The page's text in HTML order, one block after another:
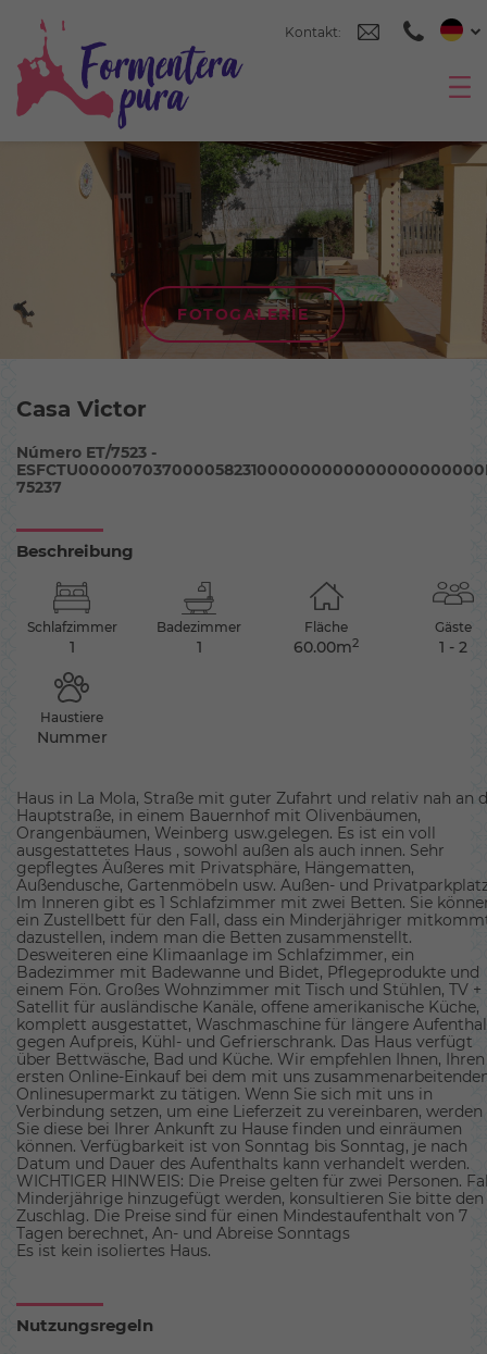
Kontakt:
FOTOGALERIE
Casa Victor
Número ET/7523 -
75237
Beschreibung
Schlafzimmer
1
Badezimmer
1
Fläche
60.00m2
Gäste
1 - 2
Haustiere
Nummer
Haus in La Mola, Straße mit guter Zufahrt und relativ nah an
Hauptstraße, in einem Bauernhof mit Olivenbäumen,
Orangenbäumen, Weinberg usw.gelegen. Es ist ein voll
ausgestattetes Haus , sowohl außen als auch innen. Sehr
gepflegtes Äußeres mit Privatsphäre, Hängematten,
Außendusche, Gartenmöbeln usw. Außen- und
Im Inneren gibt es 1 Schlafzimmer mit zwei Betten. Sie
ein Zustellbett für den Fall, dass ein Minderjähriger
dazustellen, indem man die Betten zusammenstellt.
Desweiteren eine Klimaanlage im Schlafzimmer, ein
Badezimmer mit Badewanne und Bidet, Pflegeprodukte und
einem Fön. Großes Wohnzimmer mit Tisch und Stühlen, TV +
Satellit für ausländische Kanäle, offene amerikanische Küche,
komplett ausgestattet, Waschmaschine für längere
gegen Aufpreis, Kühl- und Gefrierschrank. Das Haus verfügt
über Bettwäsche, Bad und Küche. Wir empfehlen Ihnen, Ihren
ersten Online-Einkauf bei dem mit uns
Onlinesupermarkt zu tätigen. Wenn Sie sich mit uns in
Verbindung setzen, um eine Lieferzeit zu vereinbaren, werden
Sie diese bei Ihrer Ankunft zu Hause finden und einräumen
können. Verfügbarkeit ist von Sonntag bis Sonntag, je nach
Datum und Dauer des Aufenthalts kann verhandelt werden.
WICHTIGER HINWEIS: Die Preise gelten für zwei Personen.
Minderjährige hinzugefügt werden, konsultieren Sie bitte den
Zuschlag. Die Preise sind für einen Mindestaufenthalt von 7
Tagen berechnet, An- und Abreise Sonntags
Es ist kein isoliertes Haus.
Nutzungsregeln